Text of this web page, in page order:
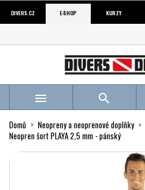
DIVERS.CZ E-SHOP KURZY
 
Domů Neopreny a neoprenové doplňky
Neopren šort PLAYA 2,5 mm - pánský